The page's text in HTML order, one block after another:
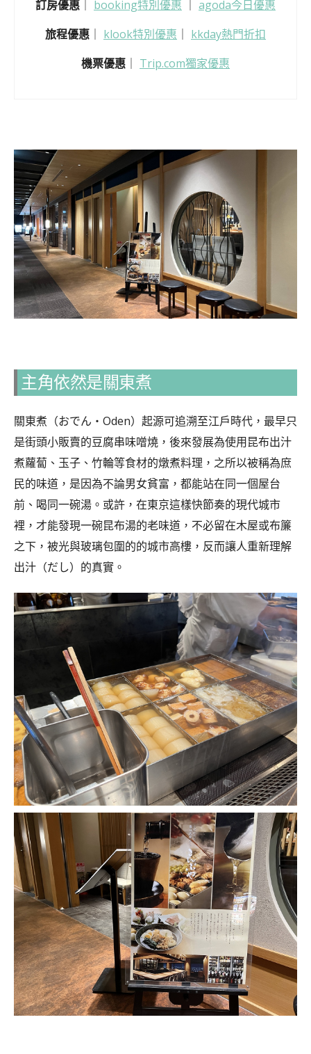
訂房優惠 booking特別優惠
agoda今日優惠
旅程優惠
klook特別優惠
kkday熱門折扣
機票優惠
Trip.com獨家優惠
主角依然是關東煮
關東煮（おでん・Oden）起源可追溯至江戶時代，最早只
是街頭小販賣的豆腐串味噌燒，後來發展為使用昆布出汁
煮蘿蔔、玉子、竹輪等食材的燉煮料理，之所以被稱為庶
民的味道，是因為不論男女貧富，都能站在同一個屋台
前、喝同一碗湯。或許，在東京這樣快節奏的現代城市
裡，才能發現一碗昆布湯的老味道，不必留在木屋或布簾
之下，被光與玻璃包圍的的城市高樓，反而讓人重新理解
出汁（だし）的真實。